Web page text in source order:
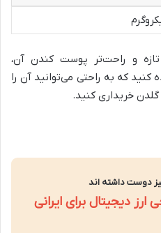
و راحت‌تر پوست کندن آن،
کنید که به راحتی می‌توانید آن را
گلدن خریداری کنید.
دوست داشته اند
دیجیتال برای ایرانی